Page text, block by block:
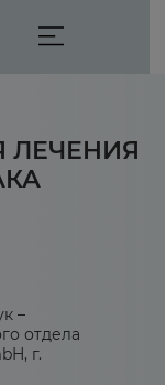
ЛЕЧЕНИЯ
–
отдела
г.